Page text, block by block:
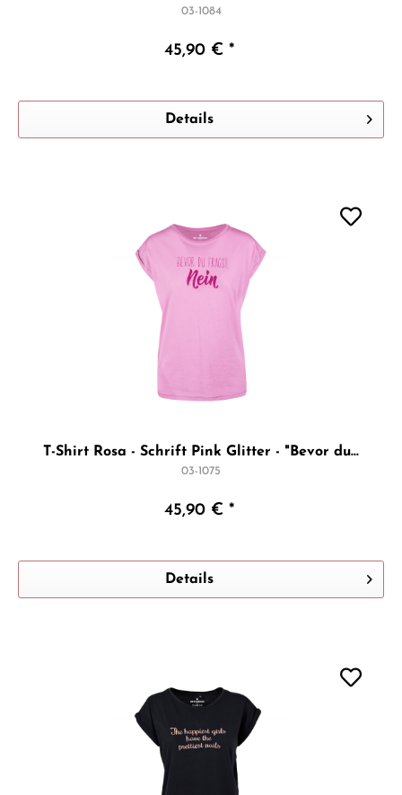
03-1084
45,90 € *
Details
T-Shirt Rosa - Schrift Pink Glitter - "Bevor du...
03-1075
45,90 € *
Details